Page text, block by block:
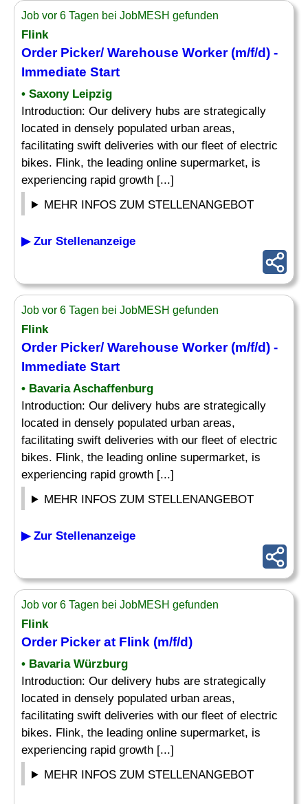
Job vor 6 Tagen bei JobMESH gefunden
Flink
Order Picker/ Warehouse Worker (m/f/d) -
Immediate Start
• Saxony Leipzig
Introduction: Our delivery hubs are strategically
located in densely populated urban areas,
facilitating swift deliveries with our fleet of electric
bikes. Flink, the leading online supermarket, is
experiencing rapid growth [...]
MEHR INFOS ZUM STELLENANGEBOT
▶ Zur Stellenanzeige
Job vor 6 Tagen bei JobMESH gefunden
Flink
Order Picker/ Warehouse Worker (m/f/d) -
Immediate Start
• Bavaria Aschaffenburg
Introduction: Our delivery hubs are strategically
located in densely populated urban areas,
facilitating swift deliveries with our fleet of electric
bikes. Flink, the leading online supermarket, is
experiencing rapid growth [...]
MEHR INFOS ZUM STELLENANGEBOT
▶ Zur Stellenanzeige
Job vor 6 Tagen bei JobMESH gefunden
Flink
Order Pickerat Flink (m/f/d)
• Bavaria Würzburg
Introduction: Our delivery hubs are strategically
located in densely populated urban areas,
facilitating swift deliveries with our fleet of electric
bikes. Flink, the leading online supermarket, is
experiencing rapid growth [...]
MEHR INFOS ZUM STELLENANGEBOT